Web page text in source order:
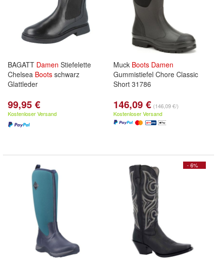
BAGATT Damen Stiefelette
Chelsea Boots schwarz
Glattleder
99,95 €
Kostenloser Versand
Muck Boots Damen
Gummistiefel Chore Classic
Short 31786
146,09 € (146,09 €/)
Kostenloser Versand
- 6%